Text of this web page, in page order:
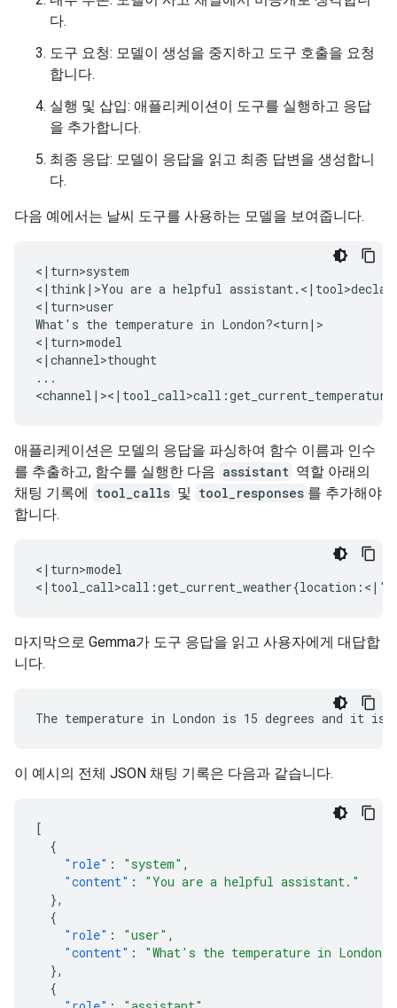
다.
도구 요청: 모델이 생성을 중지하고 도구 호출을 요청
합니다.
실행 및 삽입: 애플리케이션이 도구를 실행하고 응답
을 추가합니다.
최종 응답: 모델이 응답을 읽고 최종 답변을 생성합니
다.
다음 예에서는 날씨 도구를 사용하는 모델을 보여줍니다.
<|turn>system
<|think|>You are a helpful
<|turn>user
What's the temperature in London?<turn|>
<|turn>model
<|channel>thought
...
애플리케이션은 모델의 응답을 파싱하여 함수 이름과 인수
를 추출하고, 함수를 실행한 다음 assistant 역할 아래의
채팅 기록에 tool_calls 및 tool_responses 를 추가해야
합니다.
<|turn>model
마지막으로 Gemma가 도구 응답을 읽고 사용자에게 대답합
니다.
이 예시의 전체 JSON 채팅 기록은 다음과 같습니다.
[
{
"role" : "system" ,
"content" :
"You are a helpful assistant."
},
{
"role" : "user" ,
"content" :
"What's the temperature in London?"
},
{